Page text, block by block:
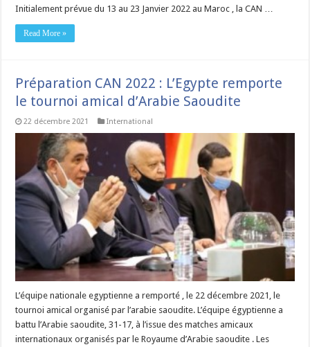
Initialement prévue du 13 au 23 Janvier 2022 au Maroc , la CAN …
Read More »
Préparation CAN 2022 : L’Egypte remporte
le tournoi amical d’Arabie Saoudite
22 décembre 2021 International
L’équipe nationale egyptienne a remporté , le 22 décembre 2021, le
tournoi amical organisé par l’arabie saoudite. L’équipe égyptienne a
battu l’Arabie saoudite, 31-17, à l’issue des matches amicaux
internationaux organisés par le Royaume d’Arabie saoudite . Les